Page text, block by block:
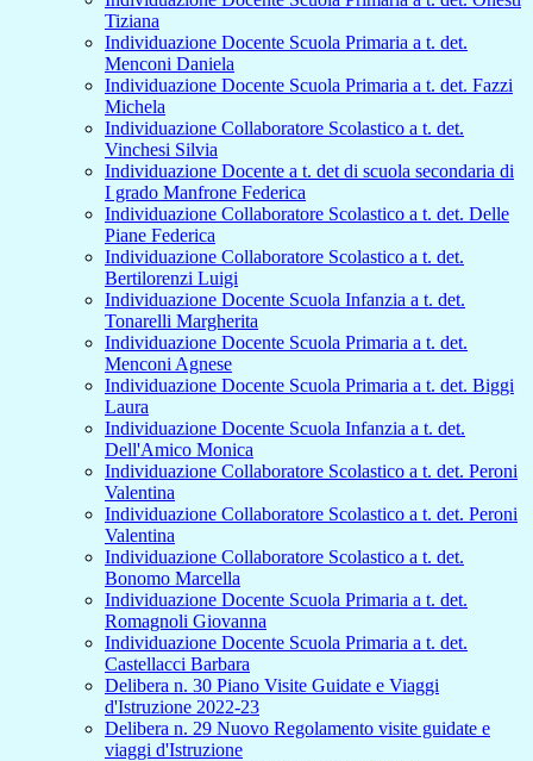
Tiziana
Individuazione Docente Scuola Primaria a t. det.
Menconi Daniela
Individuazione Docente Scuola Primaria a t. det. Fazzi
Michela
Individuazione Collaboratore Scolastico a t. det.
Vinchesi Silvia
Individuazione Docente a t. det di scuola secondaria di
I grado Manfrone Federica
Individuazione Collaboratore Scolastico a t. det. Delle
Piane Federica
Individuazione Collaboratore Scolastico a t. det.
Bertilorenzi Luigi
Individuazione Docente Scuola Infanzia a t. det.
Tonarelli Margherita
Individuazione Docente Scuola Primaria a t. det.
Menconi Agnese
Individuazione Docente Scuola Primaria a t. det. Biggi
Laura
Individuazione Docente Scuola Infanzia a t. det.
Dell'Amico Monica
Individuazione Collaboratore Scolastico a t. det. Peroni
Valentina
Individuazione Collaboratore Scolastico a t. det. Peroni
Valentina
Individuazione Collaboratore Scolastico a t. det.
Bonomo Marcella
Individuazione Docente Scuola Primaria a t. det.
Romagnoli Giovanna
Individuazione Docente Scuola Primaria a t. det.
Castellacci Barbara
Delibera n. 30 Piano Visite Guidate e Viaggi
d'Istruzione 2022-23
Delibera n. 29 Nuovo Regolamento visite guidate e
viaggi d'Istruzione